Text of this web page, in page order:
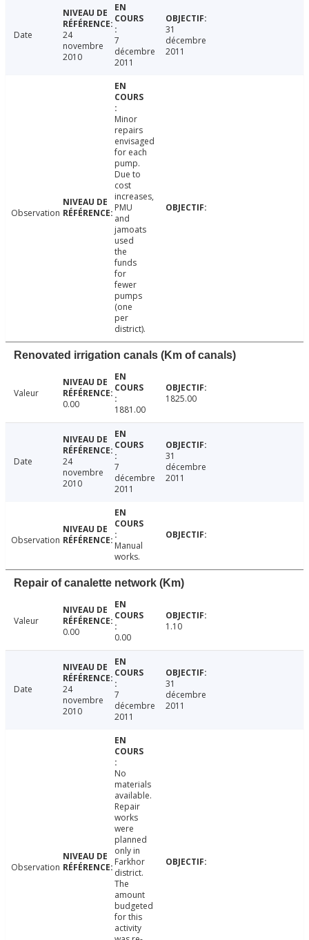
Date
24
novembre
2010
7
décembre
2011
31
décembre
2011
Observation
Minor
repairs
envisaged
for each
pump.
Due to
cost
increases,
PMU
and
jamoats
used
the
funds
for
fewer
pumps
(one
per
district).
Renovated irrigation canals (Km of canals)
Valeur
0.00
1881.00
1825.00
Date
24
novembre
2010
7
décembre
2011
31
décembre
2011
Observation
Manual
works.
Repair of canalette network (Km)
Valeur
0.00
0.00
1.10
Date
24
novembre
2010
7
décembre
2011
31
décembre
2011
Observation
No
materials
available.
Repair
works
were
planned
only in
Farkhor
district.
The
amount
budgeted
for this
activity